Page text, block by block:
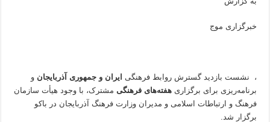
خبرگزاری موج
، نشست بازدید گسترش روابط فرهنگی ایران و جمهوری آذربایجان و
برنامه‌ریزی برای برگزاریهفته‌های فرهنگی مشترک، با وجود هیأت سازمان
فرهنگ و ارتباطات اسلامی و مدیران وزارت فرهنگ آذربایجان در باکو
برگزار شد.